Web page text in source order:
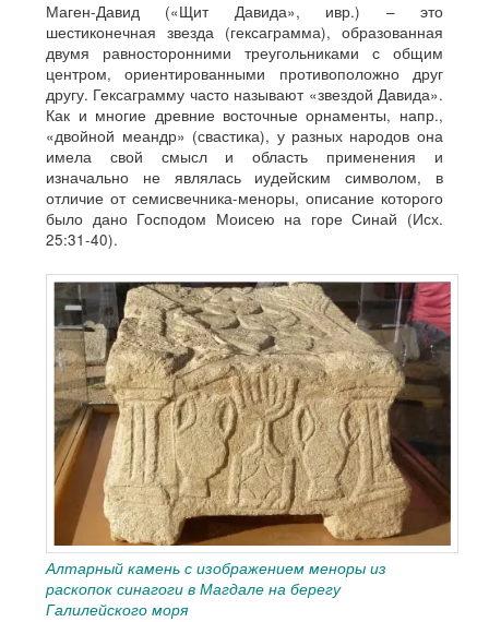
Маген-Давид («Щит Давида», ивр.) – это
шестиконечная звезда (гексаграмма), образованная
двумя равносторонними треугольниками с общим
центром, ориентированными противоположно друг
другу. Гексаграмму часто называют «звездой Давида».
Как и многие древние восточные орнаменты, напр.,
«двойной меандр» (свастика), у разных народов она
имела свой смысл и область применения и
изначально не являлась иудейским символом, в
отличие от семисвечника-меноры, описание которого
было дано Господом Моисею на горе Синай (Исх.
25:31-40).
Алтарный камень с изображением меноры из
раскопок синагоги в Магдале на берегу
Галилейского моря